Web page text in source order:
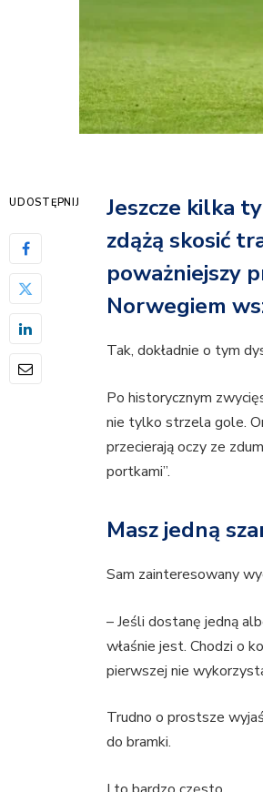
UDOSTĘPNIJ
Jeszcze kilka
zdążą skosić
poważniejszy
Norwegiem
Tak, dokładnie o tym
Po historycznym
nie tylko strzela gole.
przecierają oczy ze
portkami”.
Masz jedną
Sam zainteresowany
– Jeśli dostanę jedną
właśnie jest. Chodzi o
pierwszej nie
Trudno o prostsze
do bramki.